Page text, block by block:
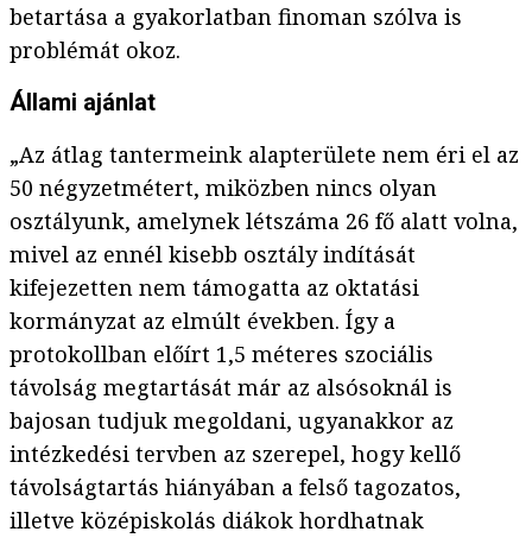
betartása a gyakorlatban finoman szólva is
problémát okoz.
Állami ajánlat
„Az átlag tantermeink alapterülete nem éri el az
50 négyzetmétert, miközben nincs olyan
osztályunk, amelynek létszáma 26 fő alatt volna,
mivel az ennél kisebb osztály indítását
kifejezetten nem támogatta az oktatási
kormányzat az elmúlt években. Így a
protokollban előírt 1,5 méteres szociális
távolság megtartását már az alsósoknál is
bajosan tudjuk megoldani, ugyanakkor az
intézkedési tervben az szerepel, hogy kellő
távolságtartás hiányában a felső tagozatos,
illetve középiskolás diákok hordhatnak